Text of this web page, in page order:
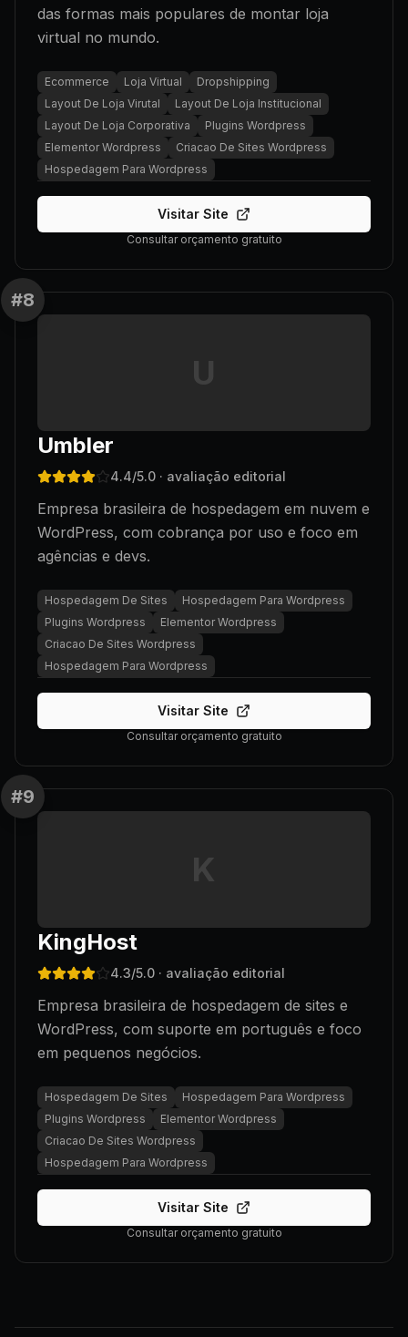
das formas mais populares de montar loja
virtual no mundo.
Ecommerce Loja Virtual
Dropshipping
Layout De Loja Virutal
Layout De Loja Institucional
Layout De Loja Corporativa
Plugins Wordpress
Elementor Wordpress
Criacao De Sites Wordpress
Hospedagem Para Wordpress
Visitar Site
Consultar orçamento gratuito
#8
U
Umbler
4.4/5.0 · avaliação editorial
Empresa brasileira de hospedagem em nuvem e
WordPress, com cobrança por uso e foco em
agências e devs.
Hospedagem De Sites
Hospedagem Para Wordpress
Plugins Wordpress
Elementor Wordpress
Criacao De Sites Wordpress
Hospedagem Para Wordpress
Visitar Site
Consultar orçamento gratuito
#9
K
KingHost
4.3/5.0 · avaliação editorial
Empresa brasileira de hospedagem de sites e
WordPress, com suporte em português e foco
em pequenos negócios.
Hospedagem De Sites
Hospedagem Para Wordpress
Plugins Wordpress
Elementor Wordpress
Criacao De Sites Wordpress
Hospedagem Para Wordpress
Visitar Site
Consultar orçamento gratuito